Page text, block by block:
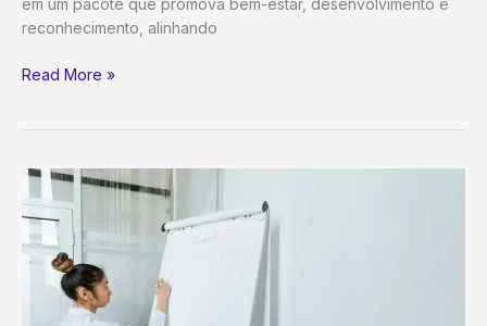
em um pacote que promova bem-estar, desenvolvimento e
reconhecimento, alinhando
Como
de
Benefícios
Atrativa
para
Funcionários:
Read More »